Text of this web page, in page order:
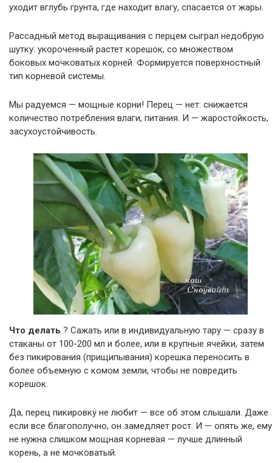
уходит вглубь грунта, где находит влагу, спасается от жары.
Рассадный метод выращивания с перцем сыграл недобрую
шутку: укороченный растет корешок, со множеством
боковых мочковатых корней. Формируется поверхностный
тип корневой системы.
Мы радуемся — мощные корни! Перец — нет: снижается
количество потребления влаги, питания. И — жаростойкость,
засухоустойчивость.
Что делать ? Сажать или в индивидуальную тару — сразу в
стаканы от 100-200 мл и более, или в крупные ячейки, затем
без пикирования (прищипывания) корешка переносить в
более объемную с комом земли, чтобы не повредить
корешок.
Да, перец пикировку не любит — все об этом слышали. Даже
если все благополучно, он замедляет рост. И — опять же, ему
не нужна слишком мощная корневая — лучше длинный
корень, а не мочковатый.